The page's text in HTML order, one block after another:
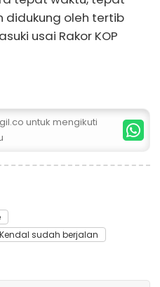
didukung oleh tertib
usai Rakor KOP
untuk mengikuti
sudah berjalan